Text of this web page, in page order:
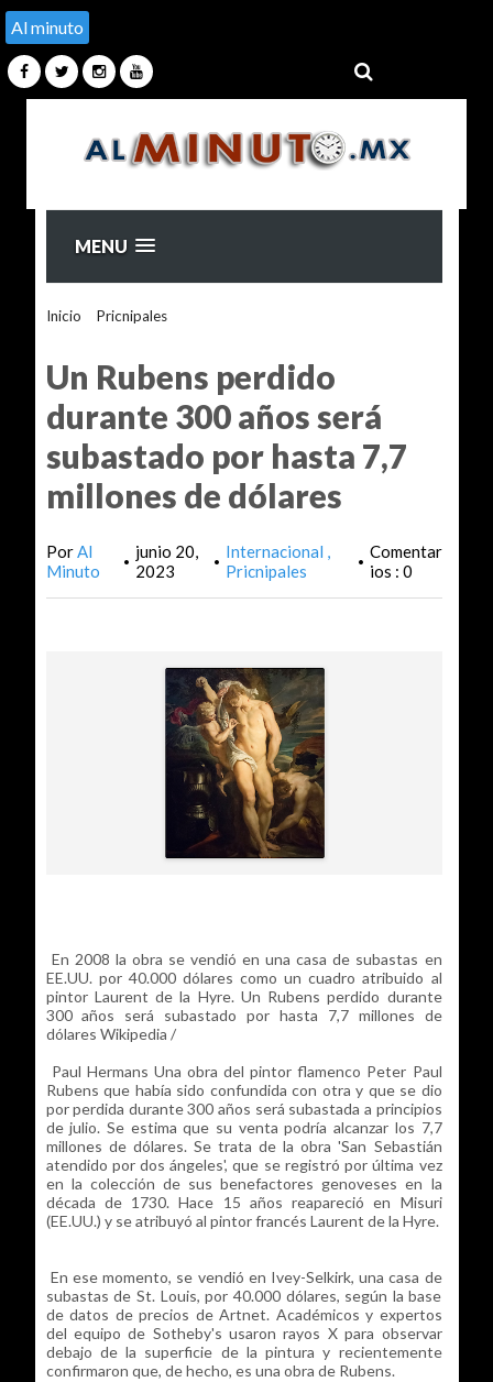
Al minuto
MENU
Inicio Pricnipales>
Un Rubens perdido
durante 300 años será
subastado por hasta 7,7
millones de dólares
PorAl
Minuto
• junio 20,
2023
• Internacional
Pricnipales
• Comentar
ios : 0
En 2008 la obra se vendió en una casa de subastas en
EE.UU. por 40.000 dólares como un cuadro atribuido al
pintor Laurent de la Hyre. Un Rubens perdido durante
300 años será subastado por hasta 7,7 millones de
dólares Wikipedia /
Paul Hermans Una obra del pintor flamenco Peter Paul
Rubens que había sido confundida con otra y que se dio
por perdida durante 300 años será subastada a principios
de julio. Se estima que su venta podría alcanzar los 7,7
millones de dólares. Se trata de la obra 'San Sebastián
atendido por dos ángeles', que se registró por última vez
en la colección de sus benefactores genoveses en la
década de 1730. Hace 15 años reapareció en Misuri
(EE.UU.) y se atribuyó al pintor francés Laurent de la Hyre.
En ese momento, se vendió en Ivey-Selkirk, una casa de
subastas de St. Louis, por 40.000 dólares, según la base
de datos de precios de Artnet. Académicos y expertos
del equipo de Sotheby's usaron rayos X para observar
debajo de la superficie de la pintura y recientemente
confirmaron que, de hecho, es una obra de Rubens.